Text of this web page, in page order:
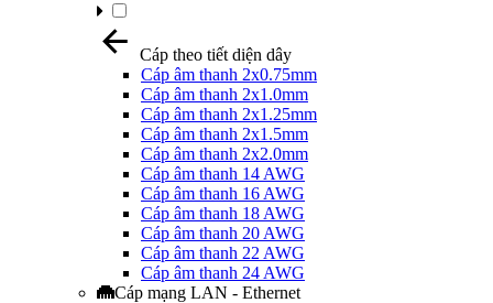
Cáp theo tiết diện dây
Cáp âm thanh 2x0.75mm
Cáp âm thanh 2x1.0mm
Cáp âm thanh 2x1.25mm
Cáp âm thanh 2x1.5mm
Cáp âm thanh 2x2.0mm
Cáp âm thanh 14 AWG
Cáp âm thanh 16 AWG
Cáp âm thanh 18 AWG
Cáp âm thanh 20 AWG
Cáp âm thanh 22 AWG
Cáp âm thanh 24 AWG
Cáp mạng LAN - Ethernet